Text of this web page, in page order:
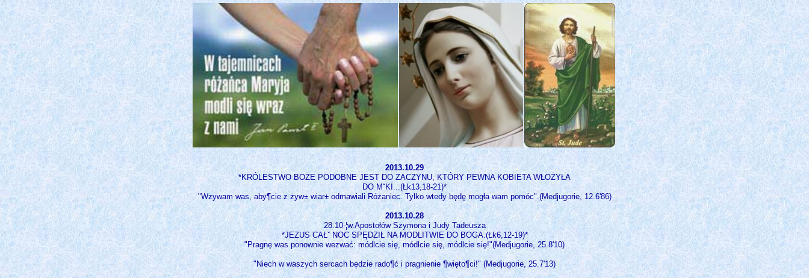
2013.10.29
*KRÓLESTWO BOŻE PODOBNE JEST DO ZACZYNU, KTÓRY PEWNA KOBIETA WŁOŻYŁA
DO MˇKI...(Łk13,18-21)*
"Wzywam was, aby¶cie z żyw± wiar± odmawiali Różaniec. Tylko wtedy będę mogła wam pomóc".(Medjugorie, 12.6'86)
2013.10.28
28.10-¦w.Apostołów Szymona i Judy Tadeusza
*JEZUS CAŁˇ NOC SPĘDZIŁ NA MODLITWIE DO BOGA.(Łk6,12-19)*
"Pragnę was ponownie wezwać: módlcie się, módlcie się, módlcie się!"(Medjugorie, 25.8'10)
"Niech w waszych sercach będzie rado¶ć i pragnienie ¶więto¶ci!" (Medjugorie, 25.7'13)